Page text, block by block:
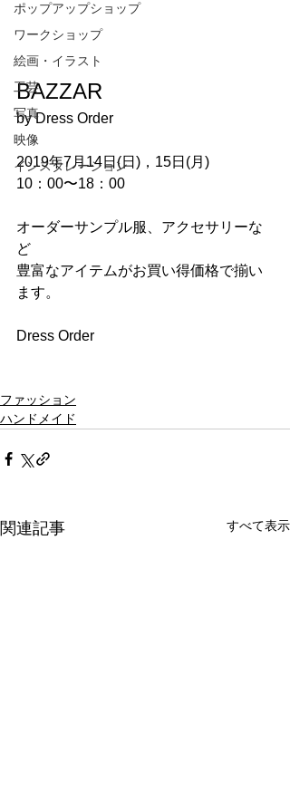
ポップアップショップ
ワークショップ
絵画・イラスト
工芸
写真
映像
インスタレーション
BAZZAR
by Dress Order
2019年7月14日(日)，15日(月)
10：00〜18：00
オーダーサンプル服、アクセサリーな
ど
豊富なアイテムがお買い得価格で揃い
ます。
Dress Order
ファッション
ハンドメイド
関連記事 すべて表示